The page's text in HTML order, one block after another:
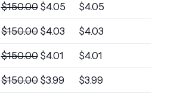
$150.00 $4.05 $4.05
$150.00 $4.03 $4.03
$150.00 $4.01 $4.01
$150.00 $3.99 $3.99